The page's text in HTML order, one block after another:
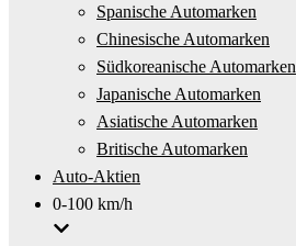
Spanische Automarken
Chinesische Automarken
Südkoreanische Automarken
Japanische Automarken
Asiatische Automarken
Britische Automarken
Auto-Aktien
0-100 km/h